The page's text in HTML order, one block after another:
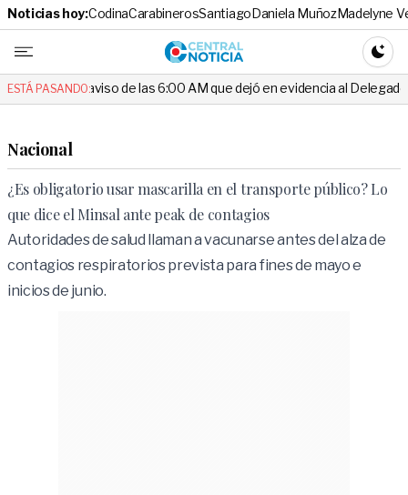
Noticias hoy:CodinaCarabinerosSantiagoDaniela MuñozMadelyne
Central
ESTÁ PASANDO:
aviso de las 6:00 AM que dejó en evidencia al Delegado
Nacional
¿Es obligatorio usar mascarilla en el transporte público? Lo
que dice el Minsal ante peak de contagios
Autoridades de salud llaman a vacunarse antes del alza de
contagios respiratorios prevista para fines de mayo e
inicios de junio.